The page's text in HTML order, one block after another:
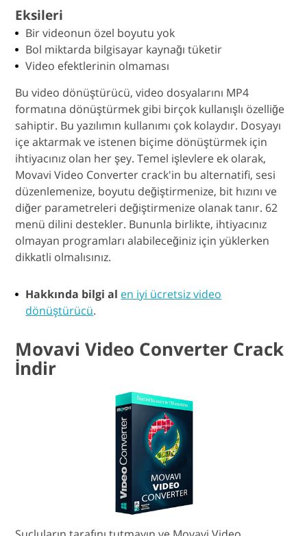
Eksileri
Bir videonun özel boyutu yok
Bol miktarda bilgisayar kaynağı tüketir
Video efektlerinin olmaması
Bu video dönüştürücü, video dosyalarını MP4
formatına dönüştürmek gibi birçok kullanışlı özelliğe
sahiptir. Bu yazılımın kullanımı çok kolaydır. Dosyayı
içe aktarmak ve istenen biçime dönüştürmek için
ihtiyacınız olan her şey. Temel işlevlere ek olarak,
Movavi Video Converter crack'in bu alternatifi, sesi
düzenlemenize, boyutu değiştirmenize, bit hızını ve
diğer parametreleri değiştirmenize olanak tanır. 62
menü dilini destekler. Bununla birlikte, ihtiyacınız
olmayan programları alabileceğiniz için yüklerken
dikkatli olmalısınız.
Hakkında bilgi al en iyi ücretsiz video
dönüştürücü.
Movavi Video Converter Crack
İndir